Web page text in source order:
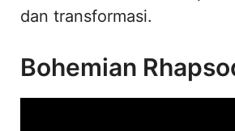
dan transformasi.
Bohemian